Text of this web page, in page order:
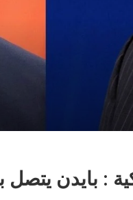
: بايدن